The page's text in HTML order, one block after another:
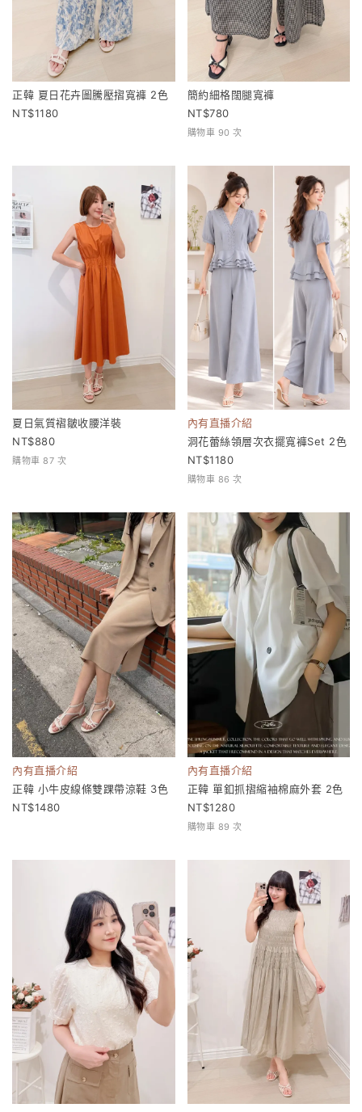
正韓 夏日花卉圖騰壓摺寬褲 2色
1180
簡約細格闊腿寬褲
780
購物車 90 次
夏日氣質褶皺收腰洋裝
880
購物車 87 次
內有直播介紹
洞花蕾絲領層次衣擺寬褲Set 2色
1180
購物車 86 次
內有直播介紹
正韓 小牛皮線條雙踝帶涼鞋 3色
1480
內有直播介紹
正韓 單釦抓摺縮袖棉麻外套 2色
1280
購物車 89 次